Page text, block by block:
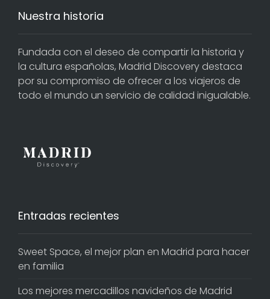
Nuestra historia
Fundada con el deseo de compartir la historia y
la cultura españolas, Madrid Discovery destaca
por su compromiso de ofrecer a los viajeros de
todo el mundo un servicio de calidad inigualable.
Entradas recientes
Sweet Space, el mejor plan en Madrid para hacer
en familia
Los mejores mercadillos navideños de Madrid